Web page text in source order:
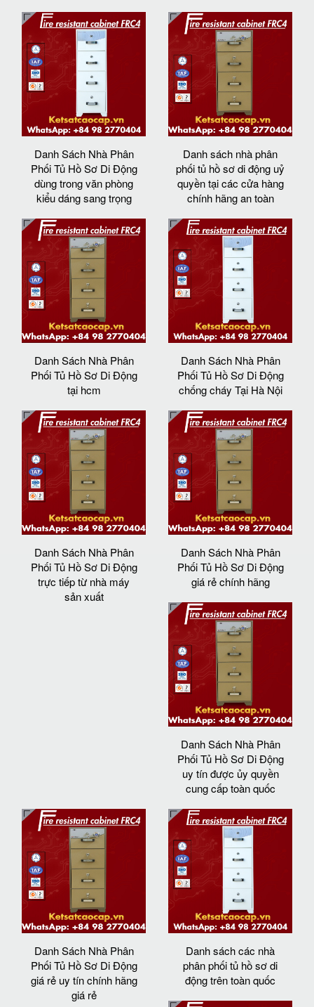
Danh Sách Nhà Phân
Phối Tủ Hồ Sơ Di Động
dùng trong văn phòng
kiểu dáng sang trọng
Danh sách nhà phân
phối tủ hồ sơ di động uỷ
quyền tại các cửa hàng
chính hãng an toàn
Danh Sách Nhà Phân
Phối Tủ Hồ Sơ Di Động
tại hcm
Danh Sách Nhà Phân
Phối Tủ Hồ Sơ Di Động
chống cháy Tại Hà Nội
Danh Sách Nhà Phân
Phối Tủ Hồ Sơ Di Động
trực tiếp từ nhà máy
sản xuất
Danh Sách Nhà Phân
Phối Tủ Hồ Sơ Di Động
giá rẻ chính hãng
Danh Sách Nhà Phân
Phối Tủ Hồ Sơ Di Động
uy tín được ủy quyền
cung cấp toàn quốc
Danh Sách Nhà Phân
Phối Tủ Hồ Sơ Di Động
giá rẻ uy tín chính hãng
giá rẻ
Danh sách các nhà
phân phối tủ hồ sơ di
động trên toàn quốc